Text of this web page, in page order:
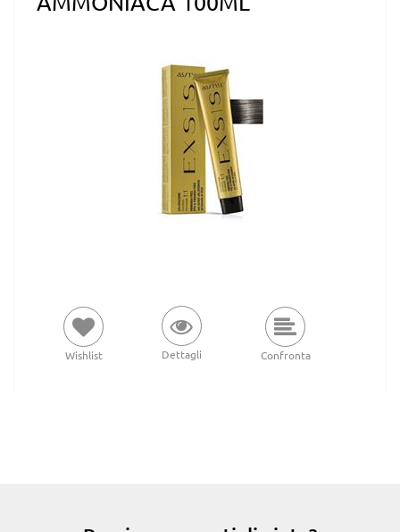
Wishlist Dettagli Confronta